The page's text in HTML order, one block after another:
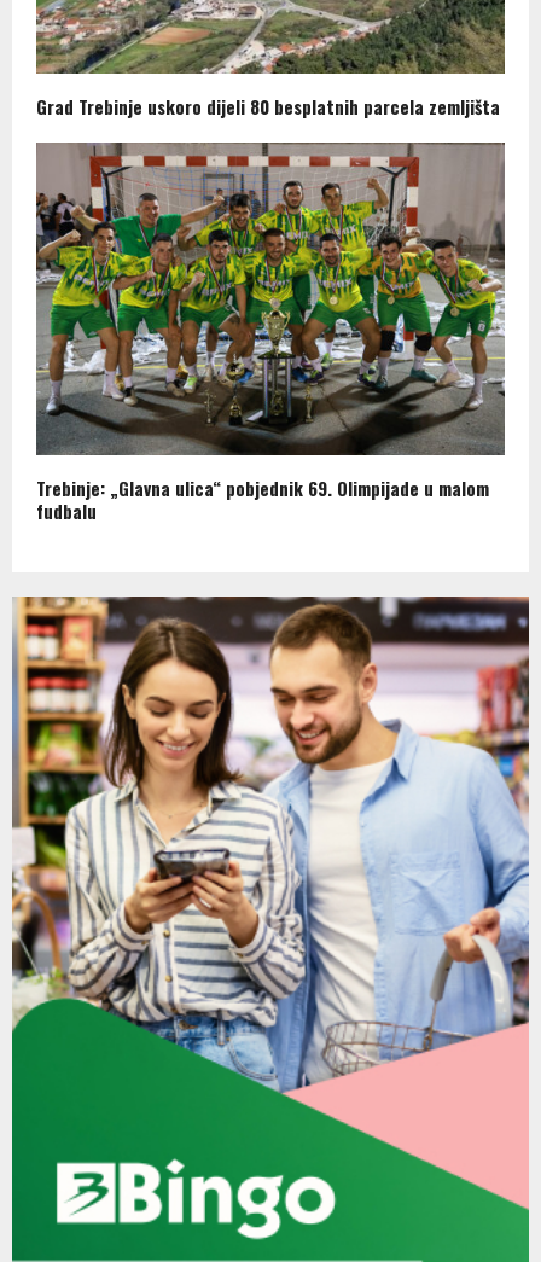
Grad Trebinje uskoro dijeli 80 besplatnih parcela zemljišta
Trebinje: „Glavna ulica“ pobjednik 69. Olimpijade u malom
fudbalu